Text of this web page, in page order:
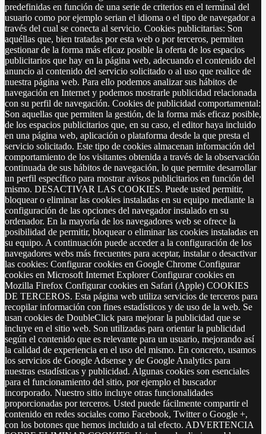
predefinidas en función de una serie de criterios en el terminal del
usuario como por ejemplo serian el idioma o el tipo de navegador a
través del cual se conecta al servicio. Cookies publicitarias: Son
aquéllas que, bien tratadas por esta web o por terceros, permiten
gestionar de la forma más eficaz posible la oferta de los espacios
publicitarios que hay en la página web, adecuando el contenido del
anuncio al contenido del servicio solicitado o al uso que realice de
nuestra página web. Para ello podemos analizar sus hábitos de
navegación en Internet y podemos mostrarle publicidad relacionada
con su perfil de navegación. Cookies de publicidad comportamental:
Son aquellas que permiten la gestión, de la forma más eficaz posible,
de los espacios publicitarios que, en su caso, el editor haya incluido
en una página web, aplicación o plataforma desde la que presta el
servicio solicitado. Este tipo de cookies almacenan información del
comportamiento de los visitantes obtenida a través de la observación
continuada de sus hábitos de navegación, lo que permite desarrollar
un perfil específico para mostrar avisos publicitarios en función del
mismo. DESACTIVAR LAS COOKIES. Puede usted permitir,
bloquear o eliminar las cookies instaladas en su equipo mediante la
configuración de las opciones del navegador instalado en su
ordenador. En la mayoría de los navegadores web se ofrece la
posibilidad de permitir, bloquear o eliminar las cookies instaladas en
su equipo. A continuación puede acceder a la configuración de los
navegadores webs más frecuentes para aceptar, instalar o desactivar
las cookies: Configurar cookies en Google Chrome Configurar
cookies en Microsoft Internet Explorer Configurar cookies en
Mozilla Firefox Configurar cookies en Safari (Apple) COOKIES
DE TERCEROS. Esta página web utiliza servicios de terceros para
recopilar información con fines estadísticos y de uso de la web. Se
usan cookies de DoubleClick para mejorar la publicidad que se
incluye en el sitio web. Son utilizadas para orientar la publicidad
según el contenido que es relevante para un usuario, mejorando así
la calidad de experiencia en el uso del mismo. En concreto, usamos
los servicios de Google Adsense y de Google Analytics para
nuestras estadísticas y publicidad. Algunas cookies son esenciales
para el funcionamiento del sitio, por ejemplo el buscador
incorporado. Nuestro sitio incluye otras funcionalidades
proporcionadas por terceros. Usted puede fácilmente compartir el
contenido en redes sociales como Facebook, Twitter o Google +,
con los botones que hemos incluido a tal efecto. ADVERTENCIA